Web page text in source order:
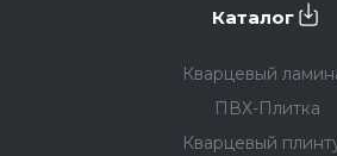
Каталог
Кварцевый
ПВХ-Плитка
Кварцевый